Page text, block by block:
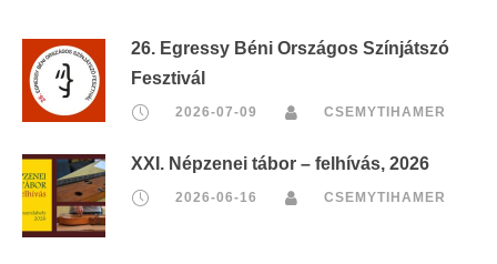
26. Egressy Béni Országos Színjátszó
Fesztivál
2026-07-09 CSEMYTIHAMER
XXI. Népzenei tábor – felhívás, 2026
2026-06-16 CSEMYTIHAMER